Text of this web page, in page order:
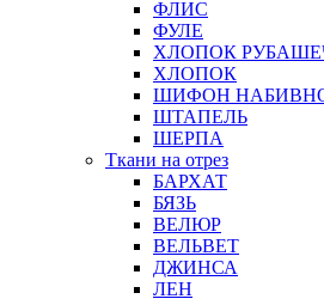
ФЛИС
ФУЛЕ
ХЛОПОК
ХЛОПОК
ШИФОН
ШТАПЕЛЬ
ШЕРПА
Ткани на отрез
БАРХАТ
БЯЗЬ
ВЕЛЮР
ВЕЛЬВЕТ
ДЖИНСА
ЛЕН